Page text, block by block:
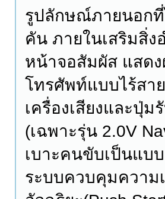
รูปลักษณ์ภายนอกที่
คัน ภายในเสริมสิ่
หน้าจอสัมผัส แสด
โทรศัพท์แบบไร้สา
เครื่องเสียงและปุ่
(เฉพาะรุ่น 2.0V
เบาะคนขับเป็นแบ
ระบบควบคุมความ